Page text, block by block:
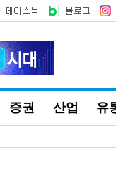
증권 산업 유